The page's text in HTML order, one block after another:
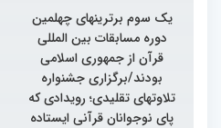
یک سوم برترینهای چهلمین
دوره مسابقات بین المللی
قرآن از جمهوری اسلامی
بودند/برگزاری جشنواره
تلاوتهای تقلیدی؛ رویدادی که
پای نوجوانان قرآنی ایستاده